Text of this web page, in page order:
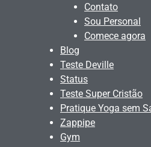
Contato
Sou Personal
Comece agora
Blog
Teste Deville
Status
Teste Super Cristão
Pratique Yoga sem
Zappipe
Gym